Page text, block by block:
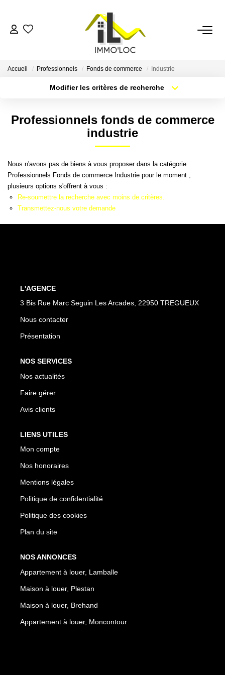
ACCUEIL
AVIS CLIENTS
CONTACT
Accueil Professionnels Fonds de commerce Industrie
Modifier les critères de recherche
Professionnels fonds de commerce
industrie
Nous n'avons pas de biens à vous proposer dans la catégorie
Professionnels Fonds de commerce Industrie pour le moment ,
plusieurs options s'offrent à vous :
Re-soumettre la recherche avec moins de critères.
Transmettez-nous votre demande
L'AGENCE
3 Bis Rue Marc Seguin Les Arcades, 22950 TREGUEUX
Nous contacter
Présentation
NOS SERVICES
Nos actualités
Faire gérer
Avis clients
LIENS UTILES
Mon compte
Nos honoraires
Mentions légales
Politique de confidentialité
Politique des cookies
Plan du site
NOS ANNONCES
Appartement à louer, Lamballe
Maison à louer, Plestan
Maison à louer, Brehand
Appartement à louer, Moncontour